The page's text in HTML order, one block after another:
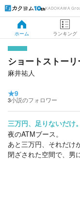
KADOKAWA
ホーム ランキング
ショートストーリ
麻井祐人
★9
3小説のフォロワー
三万円、足りないだけ。
夜のATMブース。
あと三万円、それだけ
閉ざされた空間で、男